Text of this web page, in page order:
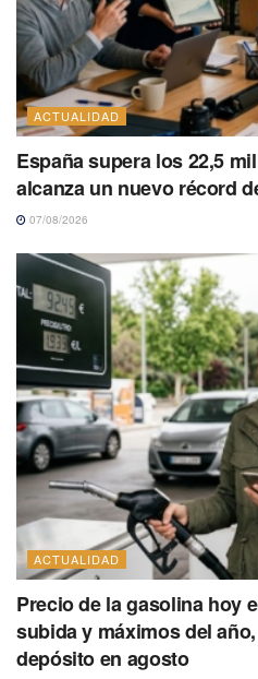
ACTUALIDAD
España supera los 22,5
alcanza un nuevo récord
07/08/2026
ACTUALIDAD
Precio de la gasolina hoy
subida y máximos del
depósito en agosto